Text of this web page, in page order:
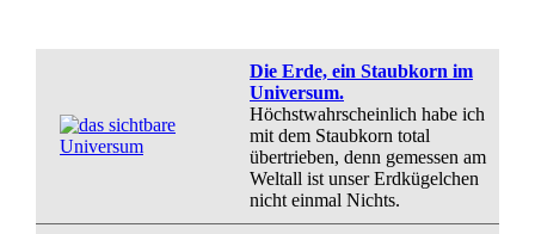
Die Erde, ein Staubkorn im
Universum.
Höchstwahrscheinlich habe ich
mit dem Staubkorn total
übertrieben, denn gemessen am
Weltall ist unser Erdkügelchen
nicht einmal Nichts.